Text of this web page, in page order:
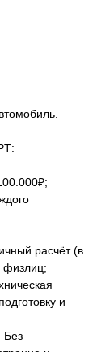
расчёт (в
физлиц;
и
Без